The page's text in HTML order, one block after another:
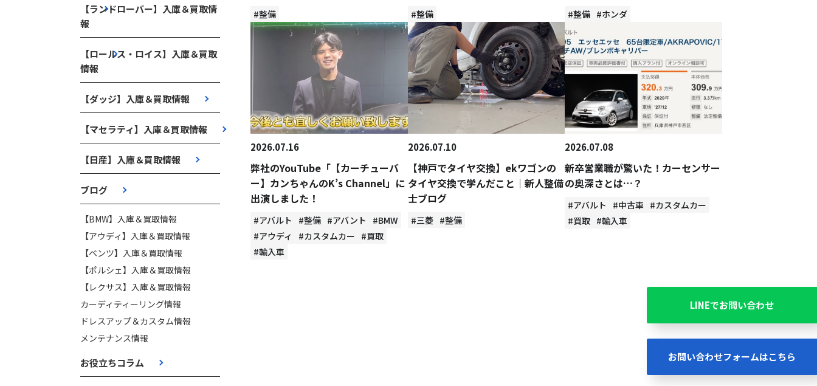
LINEでお問い合わせ
お問い合わせフォームはこちら
【ランドローバー】入庫＆買取情
報
【ロールス・ロイス】入庫＆買取
情報
【ダッジ】入庫＆買取情報
【マセラティ】入庫＆買取情報
【日産】入庫＆買取情報
ブログ
【BMW】入庫＆買取情報
【アウディ】入庫＆買取情報
【ベンツ】入庫＆買取情報
【ポルシェ】入庫＆買取情報
【レクサス】入庫＆買取情報
カーディティーリング情報
ドレスアップ＆カスタム情報
メンテナンス情報
お役立ちコラム
#整備 #整備 #整備 #ホンダ
2026.07.16
弊社のYouTube「【カーチューバ
ー】カンちゃんのK’s Channel」に
出演しました！
#アバルト #整備 #アバント
#BMW
#アウディ
#カスタムカー #買取
#輸入車
2026.07.10
【神戸でタイヤ交換】ekワゴンの
タイヤ交換で学んだこと｜新人整備
士ブログ
#三菱 #整備
2026.07.08
新卒営業職が驚いた！カーセンサー
の奥深さとは…？
#アバルト #中古車 #カスタムカー
#買取 #輸入車